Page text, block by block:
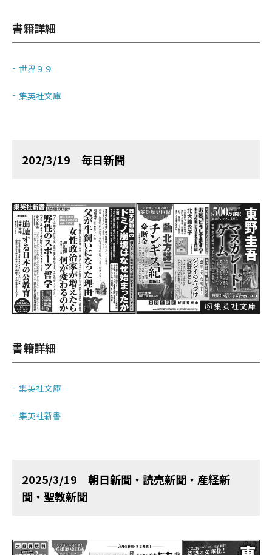
書籍詳細
世界９９
集英社文庫
202/3/19 毎日新聞
書籍詳細
集英社文庫
集英社新書
2025/3/19 朝日新聞・読売新聞・産経新
聞・聖教新聞